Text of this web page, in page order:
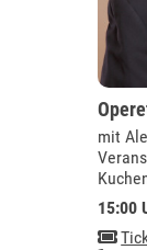
mit
15:00